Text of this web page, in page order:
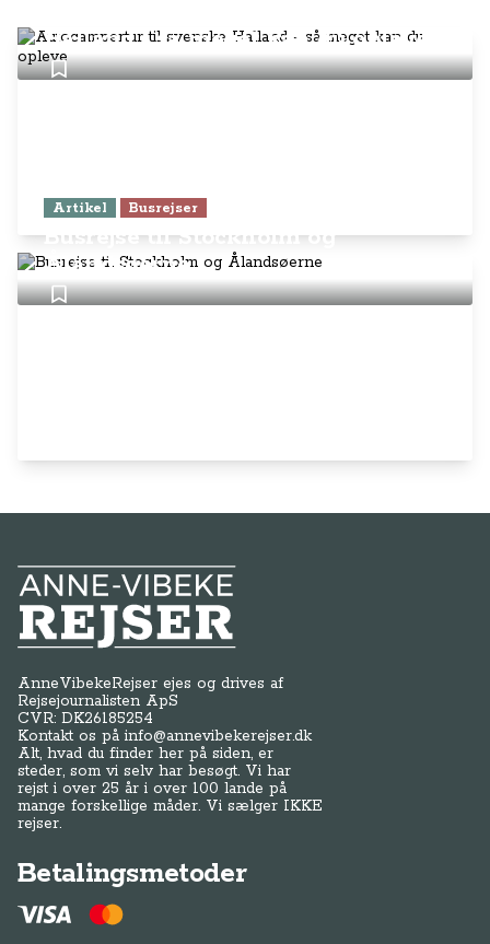
Halland - så meget kan du opleve
Artikel Busrejser
Busrejse til Stockholm og
Ålandsøerne
Anne-Vibeke Rejser
AnneVibekeRejser ejes og drives af
Rejsejournalisten ApS
CVR: DK26185254
Kontakt os påinfo@annevibekerejser.dk
Alt, hvad du finder her på siden, er
steder, som vi selv har besøgt. Vi har
rejst i over 25 år i over 100 lande på
mange forskellige måder. Vi sælger IKKE
rejser.
Betalingsmetoder